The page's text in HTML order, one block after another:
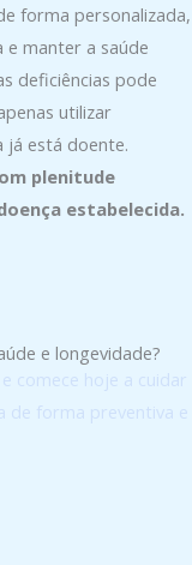
forma personalizada,
manter a saúde
deficiências pode
utilizar
já está doente.
plenitude
estabelecida.
e longevidade?
comece hoje a cuidar
de forma preventiva e